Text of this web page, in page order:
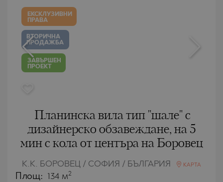
ЕКСКЛУЗИВНИ
ПРАВА
ВТОРИЧНА
ПРОДАЖБА
ЗАВЪРШЕН
ПРОЕКТ
Планинска вила тип "шале" с
дизайнерско обзавеждане, на 5
мин с кола от центъра на Боровец
К.К. БОРОВЕЦ / СОФИЯ / БЪЛГАРИЯ КАРТА
Площ: 134 м2